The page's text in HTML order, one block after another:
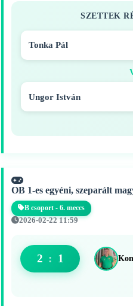
SZETTEK
Tonka Pál
Ungor István
OB 1-es egyéni, szeparált
B csoport - 6. meccs
2026-02-22 11:59
2 : 1